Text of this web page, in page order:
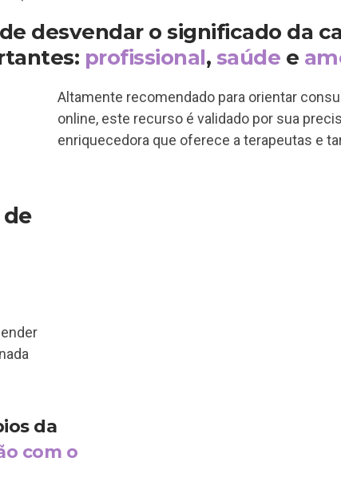
desvendar o significado da
profissional, saúde e
Altamente recomendado para orientar
online, este recurso é validado por sua
enriquecedora que oferece a terapeutas e
de
da
com o